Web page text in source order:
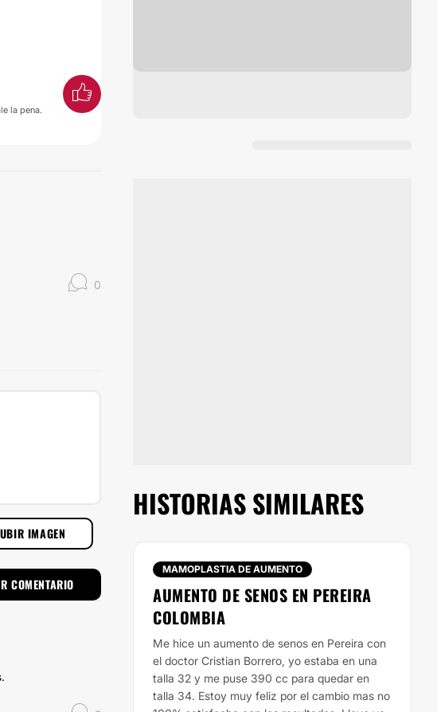
la pena.
0
IMAGEN
HISTORIAS SIMILARES
MAMOPLASTIA DE AUMENTO
AUMENTO DE SENOS EN PEREIRA
COLOMBIA
Me hice un aumento de senos en Pereira con
el doctor Cristian Borrero, yo estaba en una
talla 32 y me puse 390 cc para quedar en
talla 34. Estoy muy feliz por el cambio mas no